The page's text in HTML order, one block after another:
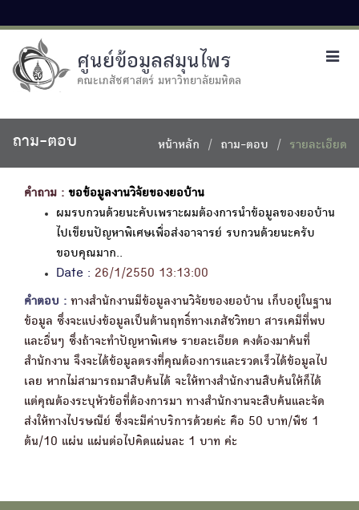
ศูนย์ข้อมูลสมุนไพร
คณะเภสัชศาสตร์ มหาวิทยาลัยมหิดล
ถาม-ตอบ หน้าหลัก ถาม-ตอบ รายละเอียด
คำถาม : ขอข้อมูลงานวิจัยของยอบ้าน
ผมรบกวนด้วยนะคับเพราะผมต้องการนำข้อมูลของยอบ้าน
ไปเขียนปัญหาพิเศษเพื่อส่งอาจารย์ รบกวนด้วยนะครับ
ขอบคุณมาก..
Date : 26/1/2550 13:13:00
คำตอบ : ทางสำนักงานมีข้อมูลงานวิจัยของยอบ้าน เก็บอยู่ในฐาน
ข้อมูล ซึ่งจะแบ่งข้อมูลเป็นด้านฤทธิ์ทางเภสัชวิทยา สารเคมีที่พบ
และอื่นๆ ซึ่งถ้าจะทำปัญหาพิเศษ รายละเอียด คงต้องมาค้นที่
สำนักงาน จึงจะได้ข้อมูลตรงที่คุณต้องการและรวดเร็วได้ข้อมูลไป
เลย หากไม่สามารถมาสืบค้นได้ จะให้ทางสำนักงานสืบค้นให้ก็ได้
แต่คุณต้องระบุหัวข้อที่ต้องการมา ทางสำนักงานจะสืบค้นและจัด
ส่งให้ทางไปรษณีย์ ซึ่งจะมีค่าบริการด้วยค่ะ คือ 50 บาท/พืช 1
ต้น/10 แผ่น แผ่นต่อไปคิดแผ่นละ 1 บาท ค่ะ